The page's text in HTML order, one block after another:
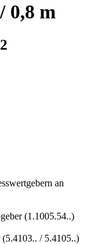
0,8 m
an
(1.1005.54..)
/­ 5.4105..)